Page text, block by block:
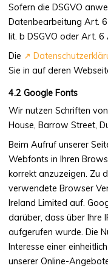
Sofern die DSGVO
Datenbearbeitung Art.
lit. b DSGVO oder Art. 6
Die
Sie in auf deren
Google Fonts
Wir nutzen Schriften
House, Barrow Street,
Beim Aufruf unserer
Webfonts in Ihren
korrekt anzuzeigen. Zu
verwendete Browser
Ireland Limited auf.
darüber, dass über Ihre
aufgerufen wurde. Die
Interesse einer
unserer Online-